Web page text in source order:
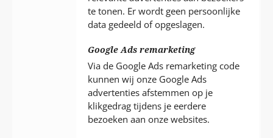
te tonen. Er wordt geen persoonlijke
data gedeeld of opgeslagen.
Google Ads remarketing
Via de Google Ads remarketing code
kunnen wij onze Google Ads
advertenties afstemmen op je
klikgedrag tijdens je eerdere
bezoeken aan onze websites.